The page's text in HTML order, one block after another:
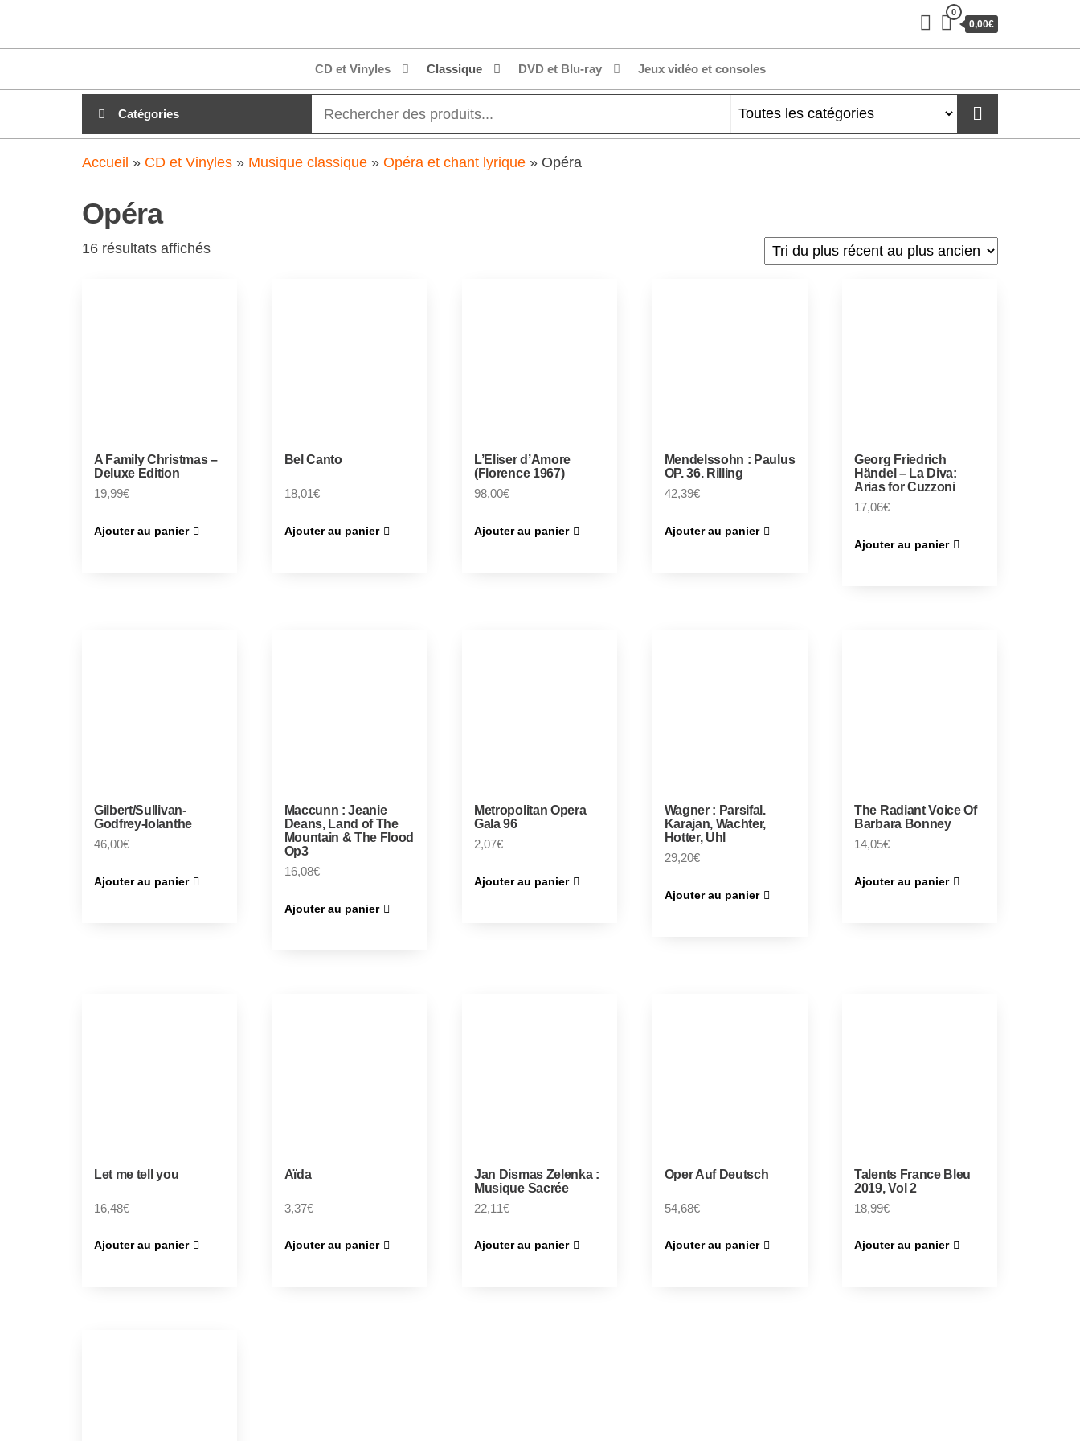
clubdial.fr
0
0,00€
CD et Vinyles Classique DVD et Blu-ray Jeux vidéo et consoles
Catégories
Accueil » CD et Vinyles » Musique classique » Opéra et chant lyrique » Opéra
Opéra
16 résultats affichés
A Family Christmas –
Deluxe Edition
19,99€
Ajouter au panier
Bel Canto
18,01€
Ajouter au panier
L’Eliser d’Amore
(Florence 1967)
98,00€
Ajouter au panier
Mendelssohn : Paulus
OP. 36. Rilling
42,39€
Ajouter au panier
Georg Friedrich
Händel – La Diva:
Arias for Cuzzoni
17,06€
Ajouter au panier
Gilbert/Sullivan-
Godfrey-Iolanthe
46,00€
Ajouter au panier
Maccunn : Jeanie
Deans, Land of The
Mountain & The Flood
Op3
16,08€
Ajouter au panier
Metropolitan Opera
Gala 96
2,07€
Ajouter au panier
Wagner : Parsifal.
Karajan, Wachter,
Hotter, Uhl
29,20€
Ajouter au panier
The Radiant Voice Of
Barbara Bonney
14,05€
Ajouter au panier
Let me tell you
16,48€
Ajouter au panier
Aïda
3,37€
Ajouter au panier
Jan Dismas Zelenka :
Musique Sacrée
22,11€
Ajouter au panier
Oper Auf Deutsch
54,68€
Ajouter au panier
Talents France Bleu
2019, Vol 2
18,99€
Ajouter au panier